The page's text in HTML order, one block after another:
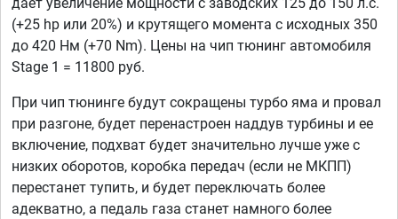
(+25 hp или 20%) и крутящего момента с исходных 350
до 420 Нм (+70 Nm). Цены на чип тюнинг автомобиля
Stage 1 = 11800 руб.
При чип тюнинге будут сокращены турбо яма и провал
при разгоне, будет перенастроен наддув турбины и ее
включение, подхват будет значительно лучше уже с
низких оборотов, коробка передач (если не МКПП)
перестанет тупить, и будет переключать более
адекватно, а педаль газа станет намного более